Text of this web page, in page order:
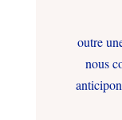
outre
nous